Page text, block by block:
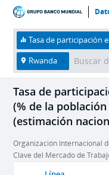
HOME Economías
Tasa de participación en la fuerza laboral, total (% de la población total mayor de 15
Rwanda
Tasa de
(% de la
(estimación
Organización Internacional
Clave del Mercado de